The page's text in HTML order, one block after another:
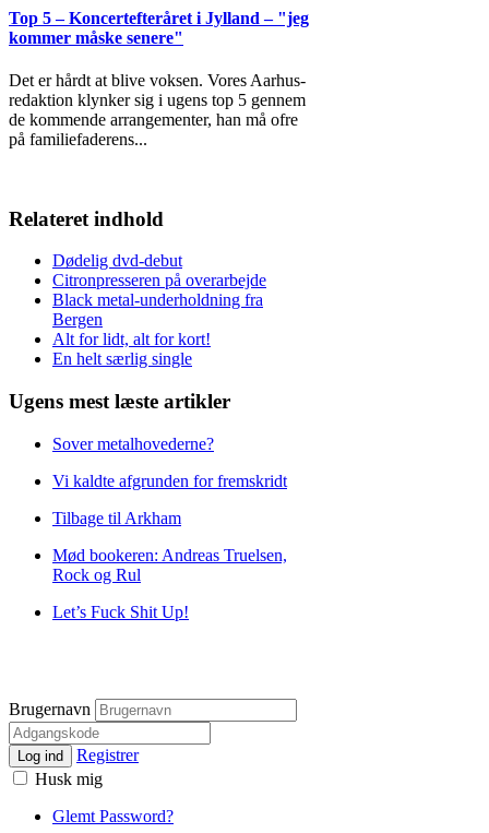
Top 5 – Koncertefteråret i Jylland – "jeg
kommer måske senere"
Det er hårdt at blive voksen. Vores Aarhus-
redaktion klynker sig i ugens top 5 gennem
de kommende arrangementer, han må ofre
på familiefaderens...
Relateret indhold
Dødelig dvd-debut
Citronpresseren på overarbejde
Black metal-underholdning fra
Bergen
Alt for lidt, alt for kort!
En helt særlig single
Ugens mest læste artikler
Sover metalhovederne?
Vi kaldte afgrunden for fremskridt
Tilbage til Arkham
Mød bookeren: Andreas Truelsen,
Rock og Rul
Let’s Fuck Shit Up!
Brugernavn
Log ind
Registrer
Husk mig
Glemt Password?